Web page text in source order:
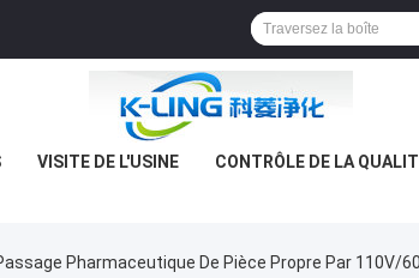
VISITE DE L'USINE CONTRÔLE DE LA
Pharmaceutique De Pièce Propre Par 110V/